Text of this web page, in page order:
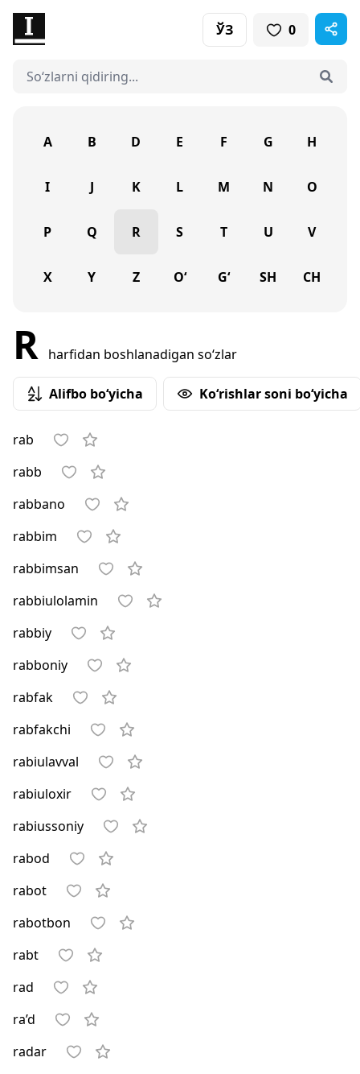
ЎЗ 0
A B D E F G H
I J K L M N O
P Q R S T U V
X Y Z O‘ G‘ SH CH
R harfidan boshlanadigan so‘zlar
Alifbo bo‘yicha Ko‘rishlar soni bo‘yicha
rab
rabb
rabbano
rabbim
rabbimsan
rabbiulolamin
rabbiy
rabboniy
rabfak
rabfakchi
rabiulavval
rabiuloxir
rabiussoniy
rabod
rabot
rabotbon
rabt
rad
ra’d
radar